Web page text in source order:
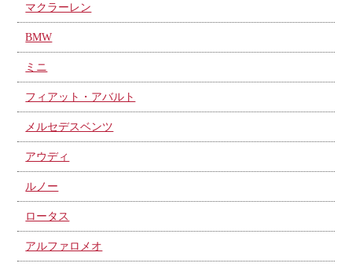
マクラーレン
BMW
ミニ
フィアット・アバルト
メルセデスベンツ
アウディ
ルノー
ロータス
アルファロメオ